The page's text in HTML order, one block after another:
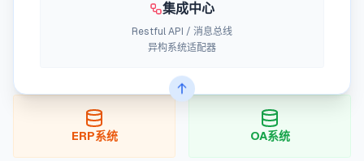
集成中心
Restful API / 消息总线
异构系统适配器
ERP系统 OA系统